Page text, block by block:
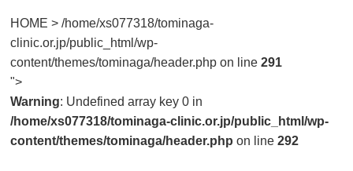
HOME >/home/xs077318/tominaga-
clinic.or.jp/public_html/wp-
content/themes/tominaga/header.php on line291
">
Warning: Undefined array key 0 in
/home/xs077318/tominaga-clinic.or.jp/public_html/wp-
content/themes/tominaga/header.php on line292